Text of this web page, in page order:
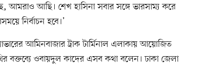
আমরাও আছি। শেখ হাসিনা সবার সঙ্গে ভারসাম্য করে
নির্বাচন হবে।’
আমিনবাজার ট্রাক টার্মিনাল এলাকায় আয়োজিত
বক্তব্যে ওবায়দুল কাদের এসব কথা বলেন। ঢাকা জেলা